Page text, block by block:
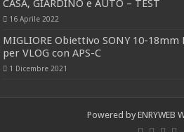
CASA, GIARDINO e AUTO – TEST
16 Aprile 2022
MIGLIORE Obiettivo SONY 10-18mm
per VLOG con APS-C
1 Dicembre 2021
Powered by ENRYWEB